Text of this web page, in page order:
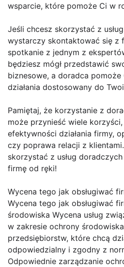
wsparcie, które pomoże Ci w
Jeśli chcesz skorzystać z
wystarczy skontaktować się z
spotkanie z jednym z
będziesz mógł przedstawić
biznesowe, a doradca
działania dostosowany do
Pamiętaj, że korzystanie z
może przynieść wiele
efektywności działania firmy,
czy poprawa relacji z
skorzystać z usług
firmę od ręki!
Wycena tego jak obsługiwać
Wycena tego jak obsługiwać
środowiska Wycena usług
w zakresie ochrony
przedsiębiorstw, które chcą
odpowiedzialny i zgodny z
Odpowiednie zarządzanie